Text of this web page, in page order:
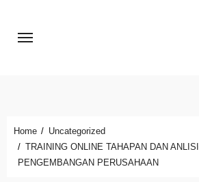
Home
Uncategorized
TRAINING ONLINE TAHAPAN DAN
PENGEMBANGAN PERUSAHAAN